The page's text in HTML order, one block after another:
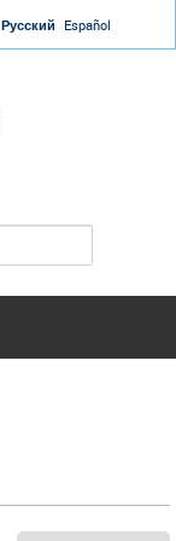
Русский Español